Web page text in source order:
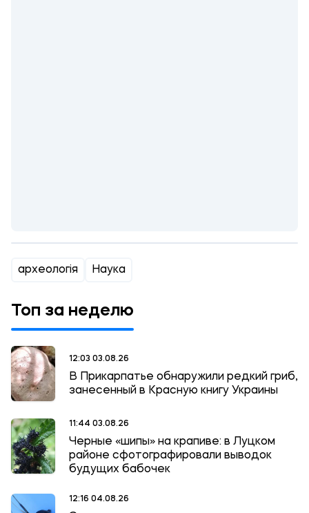
археологія Наука
Топ за неделю
12:03 03.08.26
В Прикарпатье обнаружили редкий гриб,
занесенный в Красную книгу Украины
11:44 03.08.26
Черные «шипы» на крапиве: в Луцком
районе сфотографировали выводок
будущих бабочек
12:16 04.08.26